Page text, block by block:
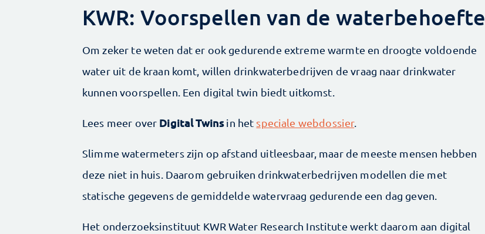
KWR: Voorspellen van de waterbehoefte
Om zeker te weten dat er ook gedurende extreme warmte en droogte voldoende
water uit de kraan komt, willen drinkwaterbedrijven de vraag naar drinkwater
kunnen voorspellen. Een digital twin biedt uitkomst.
Lees meer over Digital Twinsin het speciale webdossier.
Slimme watermeters zijn op afstand uitleesbaar, maar de meeste mensen hebben
deze niet in huis. Daarom gebruiken drinkwaterbedrijven modellen die met
statische gegevens de gemiddelde watervraag gedurende een dag geven.
Het onderzoeksinstituut KWR Water Research Institute werkt daarom aan digital